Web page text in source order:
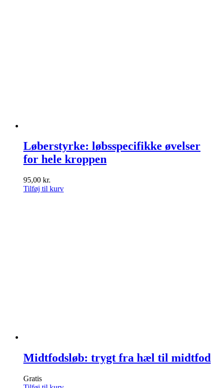
Løberstyrke: løbsspecifikke øvelser
for hele kroppen
95,00 kr.
Tilføj til kurv
Midtfodsløb: trygt fra hæl til midtfod
Gratis